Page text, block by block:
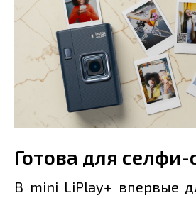
Готова для
В mini LiPlay+ впервые